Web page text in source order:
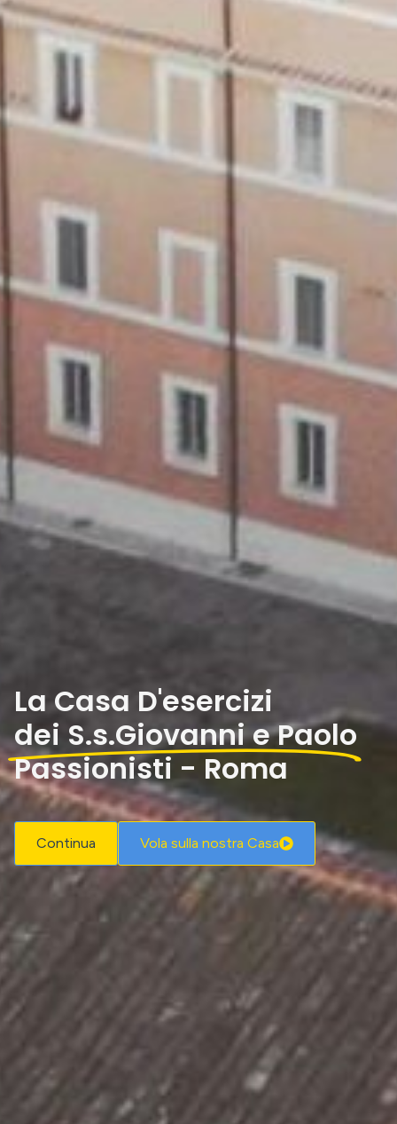
La Casa D'esercizi
dei S.s.Giovanni e Paolo
Passionisti - Roma
Continua Vola sulla nostra Casa